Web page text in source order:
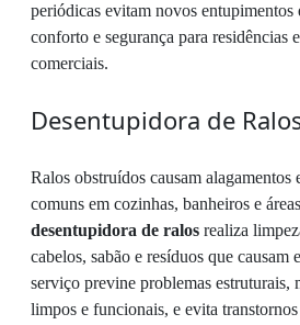
periódicas evitam novos entupimentos
conforto e segurança para residências
comerciais.
Desentupidora de
Ralos obstruídos causam alagamentos
comuns em cozinhas, banheiros e
desentupidora de ralos realiza
cabelos, sabão e resíduos que causam
serviço previne problemas estruturais,
limpos e funcionais, e evita